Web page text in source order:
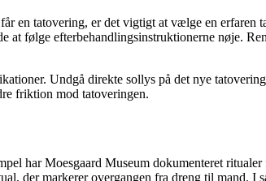
en tatovering, er det vigtigt at vælge en
følge efterbehandlingsinstruktionerne nøje.
Undgå direkte sollys på det nye
friktion mod tatoveringen.
har Moesgaard Museum dokumenteret
der markerer overgangen fra dreng til mand. I